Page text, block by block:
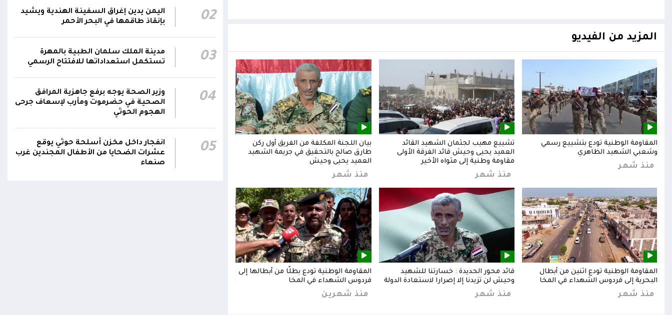
المزيد من الفيديو
المقاومة الوطنية تودع بتشييع رسمي
وشعبي الشهيد الظاهري
منذ شهر
تشييع مهيب لجثمان الشهيد القائد
العميد يحيى وحيش قائد الفرقة الأولى
مقاومة وطنية إلى مثواه الأخير
منذ شهر
بيان اللجنة المكلفة من الفريق أول ركن
طارق صالح بالتحقيق في جريمة الشهيد
العميد يحيى وحيش
منذ شهر
المقاومة الوطنية تودع اثنين من أبطال
البحرية إلى فردوس الشهداء في المخا
منذ شهر
قائد محور الحديدة : خسارتنا للشهيد
وحيش لن تزيدنا إلا إصرارا لاستعادة الدولة
منذ شهر
المقاومة الوطنية تودع بطلًا من أبطالها إلى
فردوس الشهداء في المخا
منذ شهرين
المقاومة الوطنية تودع بتشييع رسمي
وشعبي الشهيد الظاهري
تشييع مهيب لجثمان الشهيد
العميد يحيى وحيش قائد
00:26
الفريق أول ركن طارق صالح يعزي في اتصالين
هاتفيين قائدي الفرقتين الأولى والثالثة طوارئ في
استشهاد عدد من الأبطال بالهجوم الحوثي الغادر
اللجنة الأمنية بحضرموت تدين هجوم مليشيا
الحوثي على القوات المسلحة وتؤكد استمرار
والاستقرار
23:05
جدد #المكتب_السياسي تمسكه بمواصلة النضال
البلاد واستعادة العاصمة صنعاء وإنهاء الانقلاب
02
اليمن يدين إغراق السفينة الهندية ويشيد
بإنقاذ طاقمها في البحر الأحمر
03
مدينة الملك سلمان الطبية بالمهرة
تستكمل استعداداتها للافتتاح الرسمي
04
وزير الصحة يوجه برفع جاهزية المرافق
الصحية في حضرموت ومأرب لإسعاف جرحى
الهجوم الحوثي
05
انفجار داخل مخزن أسلحة حوثي يوقع
عشرات الضحايا من الأطفال المجندين غرب
صنعاء